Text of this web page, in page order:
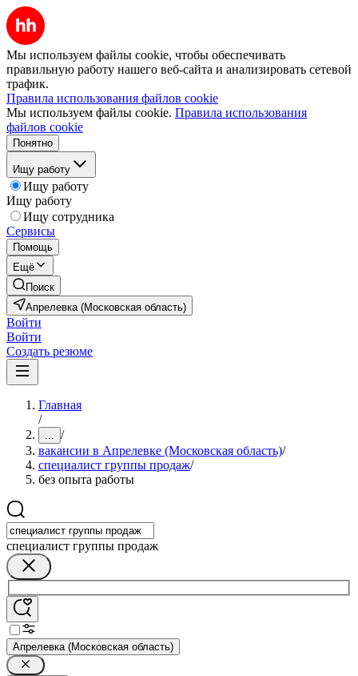
Мы используем файлы cookie, чтобы обеспечивать
правильную работу нашего веб-сайта и анализировать сетевой
трафик.
Правила использования файлов cookie
Мы используем файлы cookie. Правила использования
файлов cookie
Понятно
Ищу работу
Ищу работу
Ищу работу
Ищу сотрудника
Сервисы
Помощь
Ещё
Поиск
Апрелевка (Московская область)
Войти
Войти
Создать резюме
Главная
/
... /
вакансии в Апрелевке (Московская область)/
специалист группы продаж/
без опыта работы
специалист группы продаж
Апрелевка (Московская область)